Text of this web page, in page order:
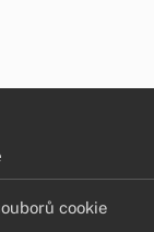
cookie